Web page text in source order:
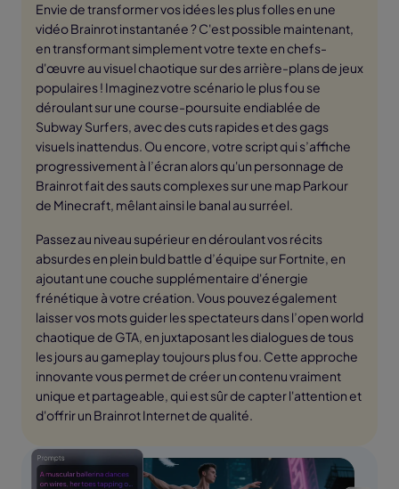
Envie de transformer vos idées les plus folles en une
vidéo Brainrot instantanée ? C'est possible maintenant,
en transformant simplement votre texte en chefs-
d'œuvre au visuel chaotique sur des arrière-plans de jeux
populaires ! Imaginez votre scénario le plus fou se
déroulant sur une course-poursuite endiablée de
Subway Surfers, avec des cuts rapides et des gags
visuels inattendus. Ou encore, votre script qui s’affiche
progressivement à l’écran alors qu'un personnage de
Brainrot fait des sauts complexes sur une map Parkour
de Minecraft, mêlant ainsi le banal au surréel.
Passez au niveau supérieur en déroulant vos récits
absurdes en plein buld battle d’équipe sur Fortnite, en
ajoutant une couche supplémentaire d'énergie
frénétique à votre création. Vous pouvez également
laisser vos mots guider les spectateurs dans l’open world
chaotique de GTA, en juxtaposant les dialogues de tous
les jours au gameplay toujours plus fou. Cette approche
innovante vous permet de créer un contenu vraiment
unique et partageable, qui est sûr de capter l'attention et
d'offrir un Brainrot Internet de qualité.